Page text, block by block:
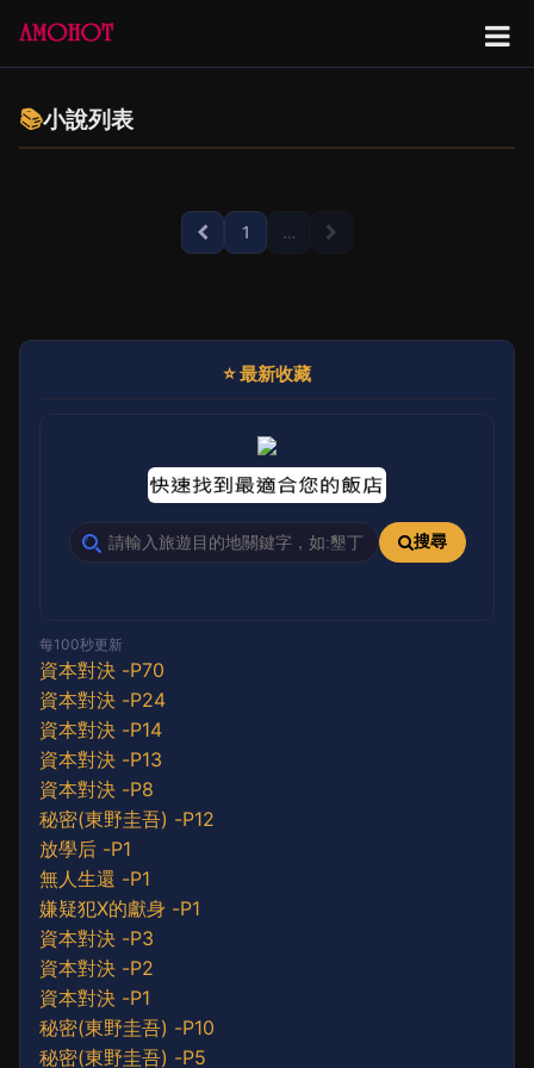
📚小說列表
1 …
⭐ 最新收藏
搜尋
每100秒更新
資本對決 -P70
資本對決 -P24
資本對決 -P14
資本對決 -P13
資本對決 -P8
秘密(東野圭吾) -P12
放學后 -P1
無人生還 -P1
嫌疑犯X的獻身 -P1
資本對決 -P3
資本對決 -P2
資本對決 -P1
秘密(東野圭吾) -P10
秘密(東野圭吾) -P5